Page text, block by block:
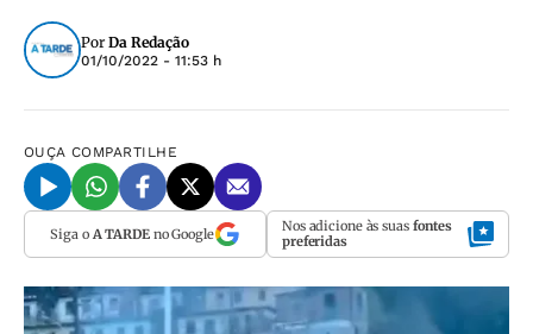
Por Da Redação
01/10/2022 - 11:53 h
OUÇA COMPARTILHE
Siga o A TARDEno Google Nos adicione às suas fontes
preferidas